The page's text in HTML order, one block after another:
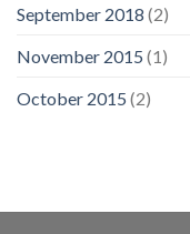
September 2018 (2)
November 2015 (1)
October 2015 (2)